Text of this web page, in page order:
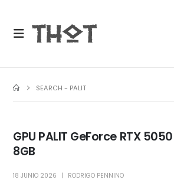
SEARCH - PALIT
GPU PALIT GeForce RTX
8GB
18 JUNIO 2026 RODRIGO PENNINO